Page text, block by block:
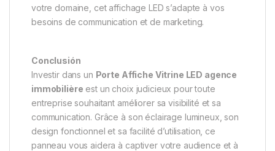
votre domaine, cet affichage LED s’adapte à vos
besoins de communication et de marketing.
Conclusión
Investir dans un Porte Affiche Vitrine LED agence
immobilière est un choix judicieux pour toute
entreprise souhaitant améliorer sa visibilité et sa
communication. Grâce à son éclairage lumineux, son
design fonctionnel et sa facilité d’utilisation, ce
panneau vous aidera à captiver votre audience et à